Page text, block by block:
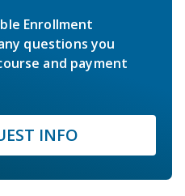
Enrollment
questions you
and payment
INFO